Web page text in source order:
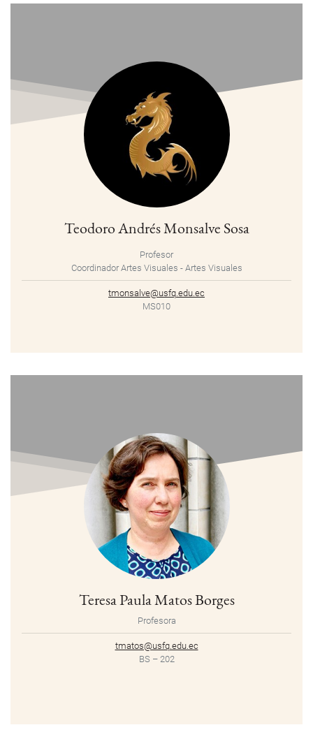
Teodoro Andrés Monsalve Sosa
Profesor
Coordinador Artes Visuales - Artes Visuales
tmonsalve@usfq.edu.ec
MS010
Teresa Paula Matos Borges
Profesora
tmatos@usfq.edu.ec
BS – 202